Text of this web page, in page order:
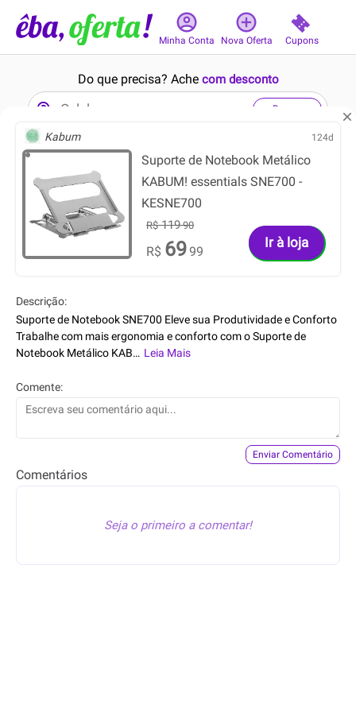
Minha Conta Nova Oferta Cupons
Do que precisa? Ache com desconto
Buscar
Nenhuma oferta encontrada no momento
Kabum 124d
Suporte de Notebook Metálico
KABUM! essentials SNE700 -
KESNE700
R$ 119 90
R$ 6999
Ir à loja
Descrição:
Suporte de Notebook SNE700 Eleve sua Produtividade e Conforto
Trabalhe com mais ergonomia e conforto com o Suporte de
Notebook Metálico KABUM! essentials SNE700! Projetado para
… Leia Mais
Comente:
Enviar Comentário
Comentários
Seja o primeiro a comentar!